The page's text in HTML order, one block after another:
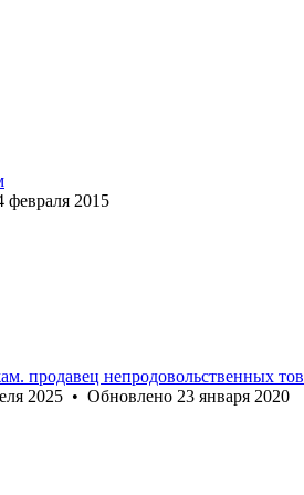
февраля 2015
продавец непродовольственных
2025 • Обновлено 23 января 2020